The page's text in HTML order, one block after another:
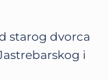
starog dvorca
i